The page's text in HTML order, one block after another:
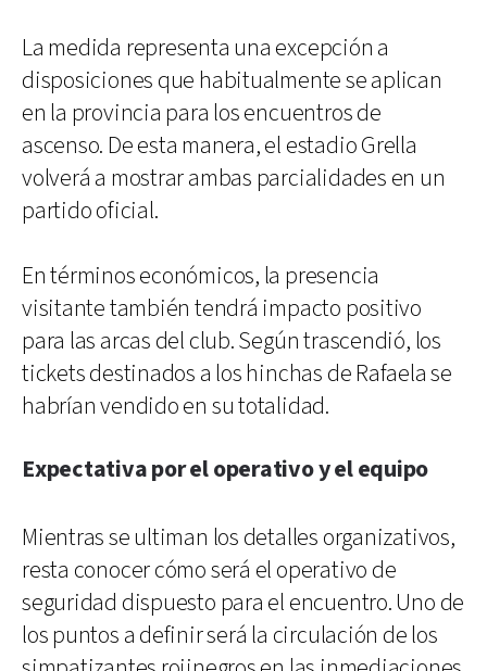
La medida representa una excepción a
disposiciones que habitualmente se aplican
en la provincia para los encuentros de
ascenso. De esta manera, el estadio Grella
volverá a mostrar ambas parcialidades en un
partido oficial.
En términos económicos, la presencia
visitante también tendrá impacto positivo
para las arcas del club. Según trascendió, los
tickets destinados a los hinchas de Rafaela se
habrían vendido en su totalidad.
Expectativa por el operativo y el equipo
Mientras se ultiman los detalles organizativos,
resta conocer cómo será el operativo de
seguridad dispuesto para el encuentro. Uno de
los puntos a definir será la circulación de los